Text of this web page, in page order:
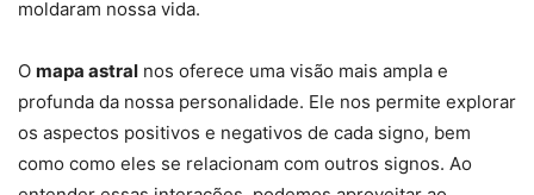
moldaram nossa vida.
O mapa astral nos oferece uma visão mais ampla e
profunda da nossa personalidade. Ele nos permite explorar
os aspectos positivos e negativos de cada signo, bem
como como eles se relacionam com outros signos. Ao